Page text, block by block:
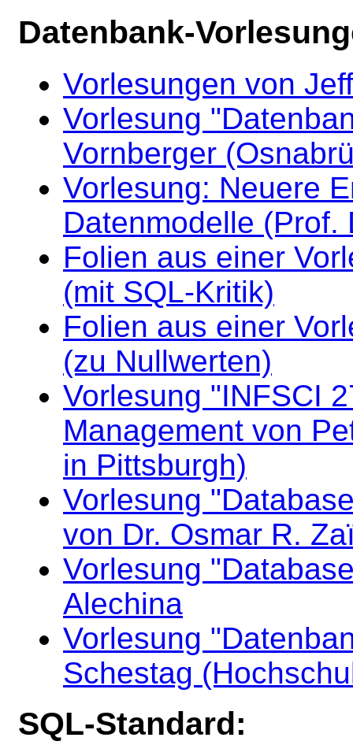
Datenbank-
Vorlesungen von
Vorlesung
Vornberger
Vorlesung: Neuere
Datenmodelle
Folien aus einer
(mit SQL-Kritik)
Folien aus einer
(zu Nullwerten)
Vorlesung "INFSCI
Management von
in Pittsburgh)
Vorlesung
von Dr. Osmar R.
Vorlesung
Alechina
Vorlesung
Schestag
SQL-Standard: